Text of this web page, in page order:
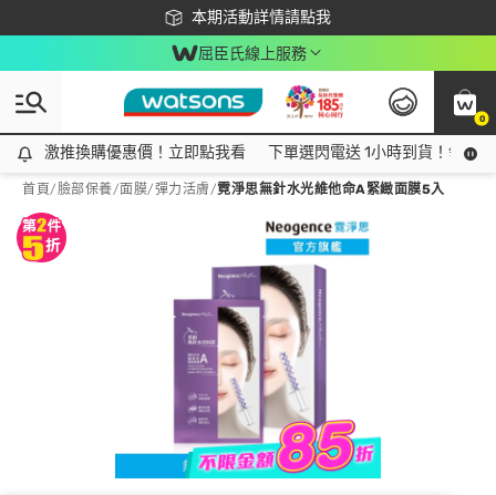
本期活動詳情請點我
下載app最高回饋$350
屈臣氏線上服務
0
激推換購優惠價！立即點我看
激推換購優惠價！立即點我看 下單選閃電送 1小時到貨！領神
首頁/臉部保養/面膜/彈力活膚/霓淨思無針水光維他命A緊緻面膜5入